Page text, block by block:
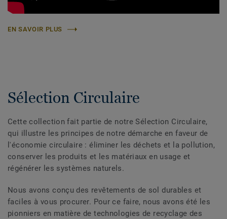
EN SAVOIR PLUS
Sélection Circulaire
Cette collection fait partie de notre Sélection Circulaire,
qui illustre les principes de notre démarche en faveur de
l'économie circulaire : éliminer les déchets et la pollution,
conserver les produits et les matériaux en usage et
régénérer les systèmes naturels.
Nous avons conçu des revêtements de sol durables et
faciles à vous procurer. Pour ce faire, nous avons été les
pionniers en matière de technologies de recyclage des